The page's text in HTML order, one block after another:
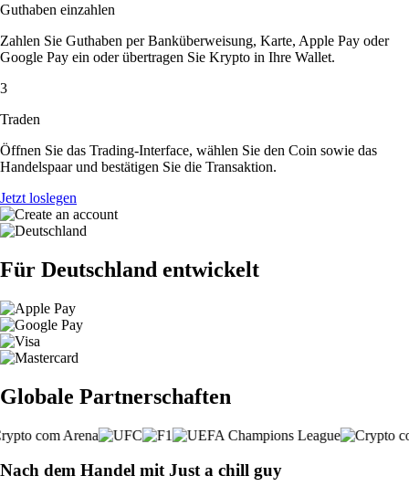
Guthaben einzahlen
Zahlen Sie Guthaben per Banküberweisung, Karte, Apple Pay oder
Google Pay ein oder übertragen Sie Krypto in Ihre Wallet.
3
Traden
Öffnen Sie das Trading-Interface, wählen Sie den Coin sowie das
Handelspaar und bestätigen Sie die Transaktion.
Jetzt loslegen
Für Deutschland entwickelt
Globale Partnerschaften
Nach dem Handel mit Just a chill guy